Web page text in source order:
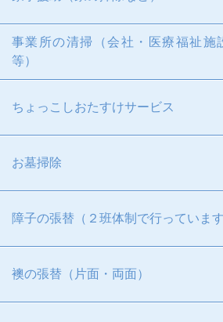
事業所の清掃（会社・医療福祉
等）
ちょっこしおたすけサービス
お墓掃除
障子の張替（２班体制で行っています
襖の張替（片面・両面）